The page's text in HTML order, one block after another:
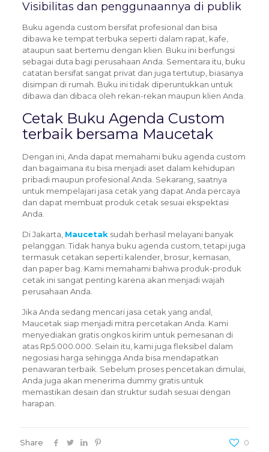
Visibilitas dan penggunaannya di publik
Buku agenda custom bersifat profesional dan bisa
dibawa ke tempat terbuka seperti dalam rapat, kafe,
ataupun saat bertemu dengan klien. Buku ini berfungsi
sebagai duta bagi perusahaan Anda. Sementara itu, buku
catatan bersifat sangat privat dan juga tertutup, biasanya
disimpan di rumah. Buku ini tidak diperuntukkan untuk
dibawa dan dibaca oleh rekan-rekan maupun klien Anda.
Cetak Buku Agenda Custom
terbaik bersama Maucetak
Dengan ini, Anda dapat memahami buku agenda custom
dan bagaimana itu bisa menjadi aset dalam kehidupan
pribadi maupun profesional Anda. Sekarang, saatnya
untuk mempelajari jasa cetak yang dapat Anda percaya
dan dapat membuat produk cetak sesuai ekspektasi
Anda.
Di Jakarta, Maucetak sudah berhasil melayani banyak
pelanggan. Tidak hanya buku agenda custom, tetapi juga
termasuk cetakan seperti kalender, brosur, kemasan,
dan paper bag. Kami memahami bahwa produk-produk
cetak ini sangat penting karena akan menjadi wajah
perusahaan Anda.
Jika Anda sedang mencari jasa cetak yang andal,
Maucetak siap menjadi mitra percetakan Anda. Kami
menyediakan gratis ongkos kirim untuk pemesanan di
atas Rp5.000.000. Selain itu, kami juga fleksibel dalam
negosiasi harga sehingga Anda bisa mendapatkan
penawaran terbaik. Sebelum proses pencetakan dimulai,
Anda juga akan menerima dummy gratis untuk
memastikan desain dan struktur sudah sesuai dengan
harapan.
Share 0